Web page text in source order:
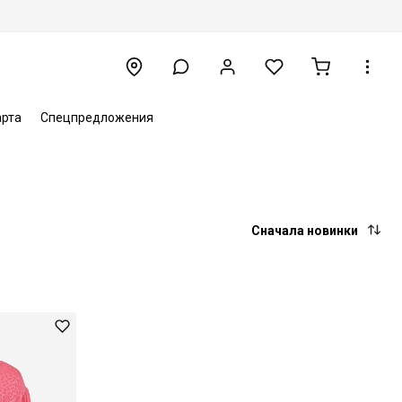
Спецпредложения
Сначала новинки